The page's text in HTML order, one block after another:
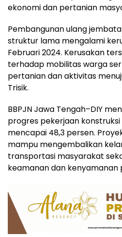
ekonomi dan pertanian
Pembangunan ulang
struktur lama mengalami
Februari 2024. Kerusakan
terhadap mobilitas warga
pertanian dan aktivitas
Trisik.
BBPJN Jawa Tengah–DIY
progres pekerjaan
mencapai 48,3 persen.
mampu mengembalikan
transportasi masyarakat
keamanan dan kenyamanan